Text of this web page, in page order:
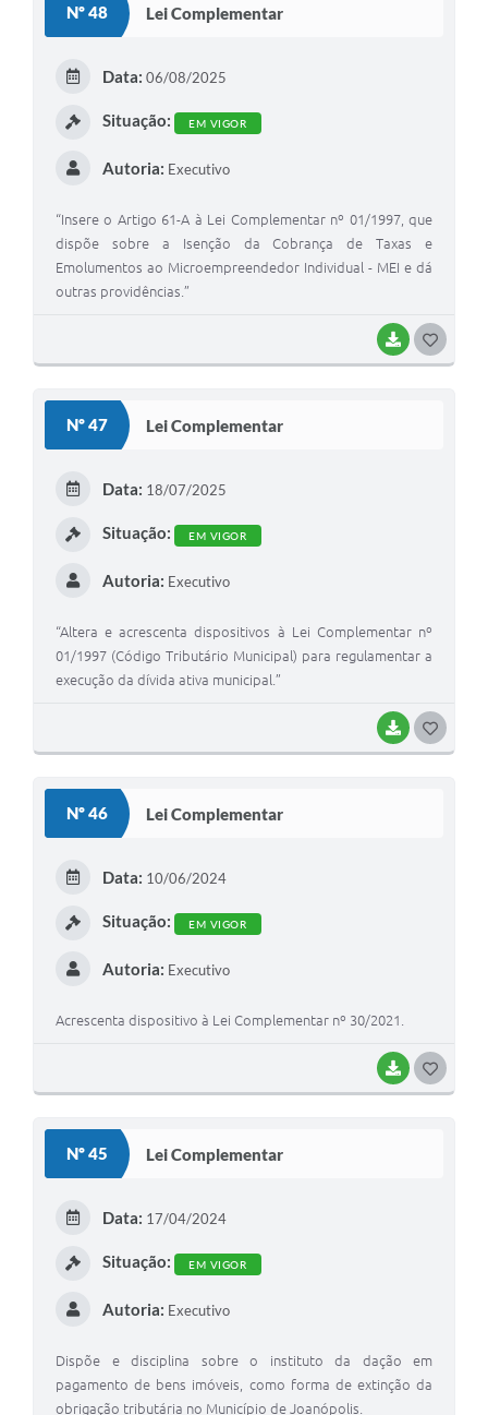
Nº 48 Lei Complementar
BAIXAR
Data: 06/08/2025
Situação: EM VIGOR
Autoria: Executivo
“Insere o Artigo 61-A à Lei Complementar nº 01/1997, que
dispõe sobre a Isenção da Cobrança de Taxas e
Emolumentos ao Microempreendedor Individual - MEI e dá
outras providências.”
Nº 47 Lei Complementar
BAIXAR
Data: 18/07/2025
Situação: EM VIGOR
Autoria: Executivo
“Altera e acrescenta dispositivos à Lei Complementar nº
01/1997 (Código Tributário Municipal) para regulamentar a
execução da dívida ativa municipal.”
Nº 46 Lei Complementar
BAIXAR
Data: 10/06/2024
Situação: EM VIGOR
Autoria: Executivo
Acrescenta dispositivo à Lei Complementar nº 30/2021.
Nº 45 Lei Complementar
Data: 17/04/2024
Situação: EM VIGOR
Autoria: Executivo
Dispõe e disciplina sobre o instituto da dação em
pagamento de bens imóveis, como forma de extinção da
obrigação tributária no Município de Joanópolis.